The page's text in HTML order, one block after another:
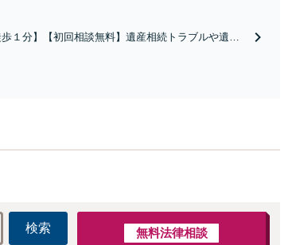
歩１分】【初回相談無料】遺産相続トラブルや遺言
検索 無料法律相談